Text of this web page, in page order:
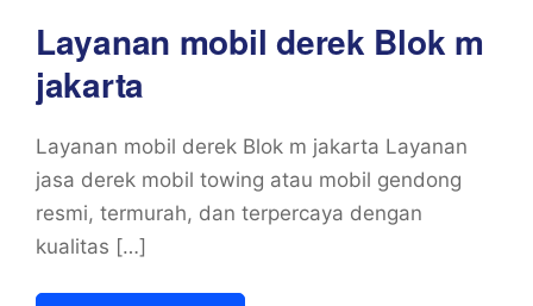
Layanan mobil derek Blok m
jakarta
Layanan mobil derek Blok m jakarta Layanan
jasa derek mobil towing atau mobil gendong
resmi, termurah, dan terpercaya dengan
kualitas […]